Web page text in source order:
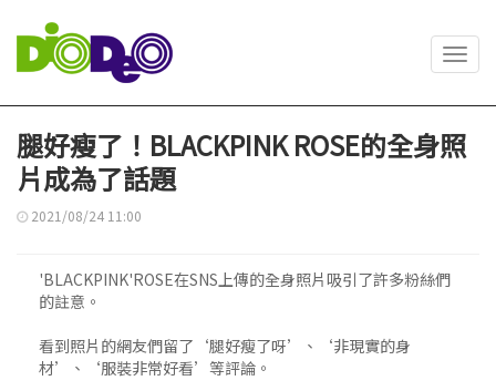
腿好瘦了！BLACKPINK ROSE的全身照
片成為了話題
2021/08/24 11:00
'BLACKPINK'ROSE在SNS上傳的全身照片吸引了許多粉絲們
的註意。
看到照片的網友們留了‘腿好瘦了呀’、‘非現實的身
材’、‘服裝非常好看’等評論。